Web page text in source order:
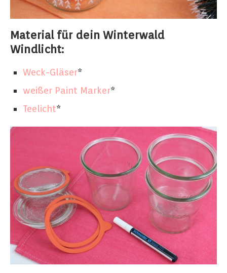
Material für dein Winterwald
Windlicht:
Weck-Gläser*
weißer Paint Marker*
Teelicht*